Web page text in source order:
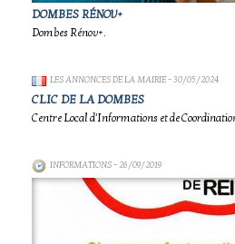
DOMBES RÉNOV+
Dombes Rénov+.
LES ANNONCES DE LA MAIRIE- 30/05/2024
CLIC DE LA DOMBES
Centre Local d'Informations et de
INFORMATIONS- 26/09/2019